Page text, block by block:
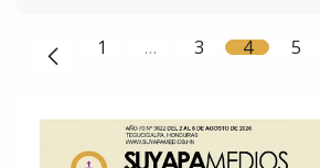
1 … 3 4 5